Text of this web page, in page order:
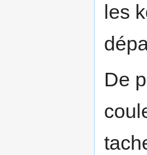
les
De